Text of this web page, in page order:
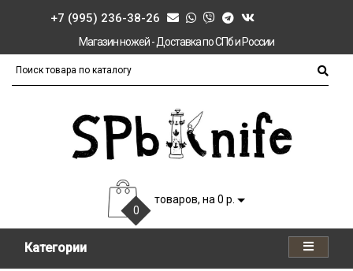
+7 (995) 236-38-26
Магазин ножей - Доставка по СПб и России
0
товаров, на 0 р.
Категории